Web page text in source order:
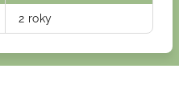
2 roky